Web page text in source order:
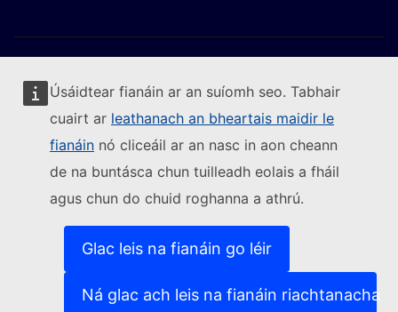
Úsáidtear fianáin ar an suíomh seo. Tabhair
cuairt ar leathanach an bheartais maidir le
fianáin nó cliceáil ar an nasc in aon cheann
de na buntásca chun tuilleadh eolais a fháil
agus chun do chuid roghanna a athrú.
Glac leis na fianáin go léir
Ná glac ach leis na fianáin riachtanacha
Lean an Coimisiún Eorpach
Sonraí teagmhála(External link)
Leochaileacht TF a thuairisciú(External link)
Teangacha ar ár suíomhanna gréasáin(External link)
(External link)
Beartas príobháideachais
Fógra dlíthiúil
(External link)
Inrochtaineacht